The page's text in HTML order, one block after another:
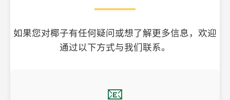
如果您对椰子有任何疑问或想了解更多信息，欢迎
通过以下方式与我们联系。
📧